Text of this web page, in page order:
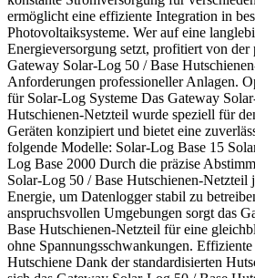
ermöglicht eine effiziente Integration in
Photovoltaiksysteme. Wer auf eine
Energieversorgung setzt, profitiert von der
Gateway Solar-Log 50 / Base
Anforderungen professioneller Anlagen.
für Solar-Log Systeme Das Gateway
Hutschienen-Netzteil wurde speziell für
Geräten konzipiert und bietet eine
folgende Modelle: Solar-Log Base 15
Log Base 2000 Durch die präzise
Solar-Log 50 / Base Hutschienen-Netzteil
Energie, um Datenlogger stabil zu
anspruchsvollen Umgebungen sorgt das
Base Hutschienen-Netzteil für eine
ohne Spannungsschwankungen.
Hutschiene Dank der standardisierten